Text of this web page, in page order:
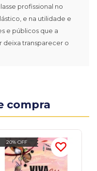
profissional no
e na utilidade e
e públicos que a
deixa transparecer o
compra
20% OFF